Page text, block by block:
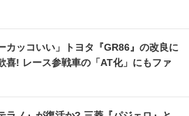
カッコいい」トヨタ『GR86』の改良に
喜! レース参戦車の「AT化」にもファ